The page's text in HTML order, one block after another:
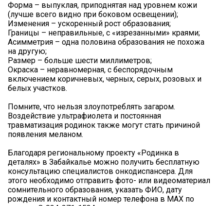
Форма – выпуклая, приподнятая над уровнем кожи
(лучше всего видно при боковом освещении);
Изменения – ускоренный рост образования;
Границы – неправильные, с «изрезанными» краями;
Асимметрия – одна половина образования не похожа
на другую;
Размер – больше шести миллиметров;
Окраска – неравномерная, с беспорядочным
включением коричневых, черных, серых, розовых и
белых участков.
Помните, что нельзя злоупотреблять загаром.
Воздействие ультрафиолета и постоянная
травматизация родинок также могут стать причиной
появления меланом.
Благодаря региональному проекту «Родинка в
деталях» в Забайкалье можно получить бесплатную
консультацию специалистов онкодиспансера. Для
этого необходимо отправить фото- или видеоматериал
сомнительного образования, указать ФИО, дату
рождения и контактный номер телефона в МАХ по